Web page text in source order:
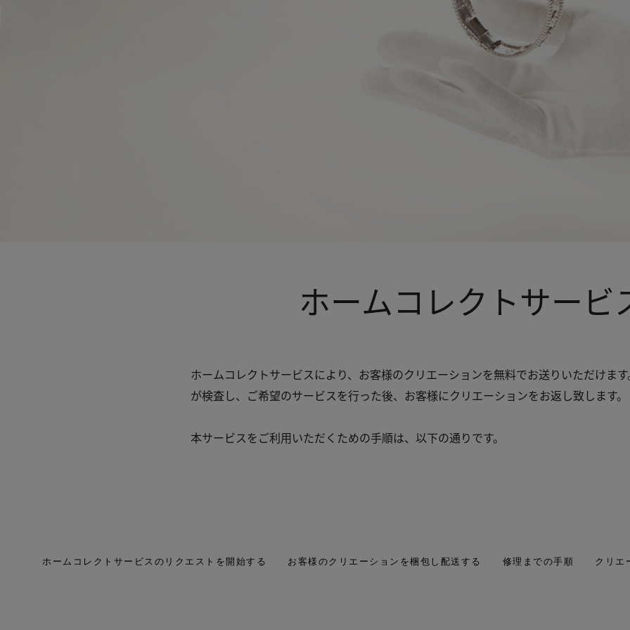
ホームコレクトサービ
ホームコレクトサービスにより、お客様のクリエーションを無料でお送りいただけま
が検査し、ご希望のサービスを行った後、お客様にクリエーションをお返し致します。
本サービスをご利用いただくための手順は、以下の通りです。
ホームコレクトサービスのリクエストを開始する お客様のクリエーションを梱包し配送する 修理までの手順 クリエ